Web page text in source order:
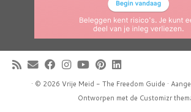
· © 2026 Vrije Meid - The Freedom Guide ·
Ontworpen met de Customizr